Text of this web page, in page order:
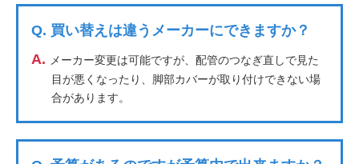
Q. 買い替えは違うメーカーにできますか？
A. メーカー変更は可能ですが、配管のつなぎ直しで見た
目が悪くなったり、脚部カバーが取り付けできない場
合があります。